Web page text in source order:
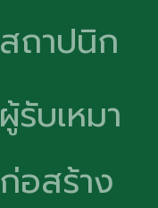
สถาปนิก
ผู้รับเหมา
ก่อสร้าง